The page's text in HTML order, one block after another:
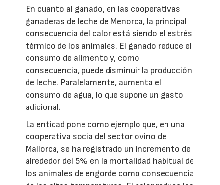
En cuanto al ganado, en las cooperativas
ganaderas de leche de Menorca, la principal
consecuencia del calor está siendo el estrés
térmico de los animales. El ganado reduce el
consumo de alimento y, como
consecuencia, puede disminuir la producción
de leche. Paralelamente, aumenta el
consumo de agua, lo que supone un gasto
adicional.
La entidad pone como ejemplo que, en una
cooperativa socia del sector ovino de
Mallorca, se ha registrado un incremento de
alrededor del 5% en la mortalidad habitual de
los animales de engorde como consecuencia